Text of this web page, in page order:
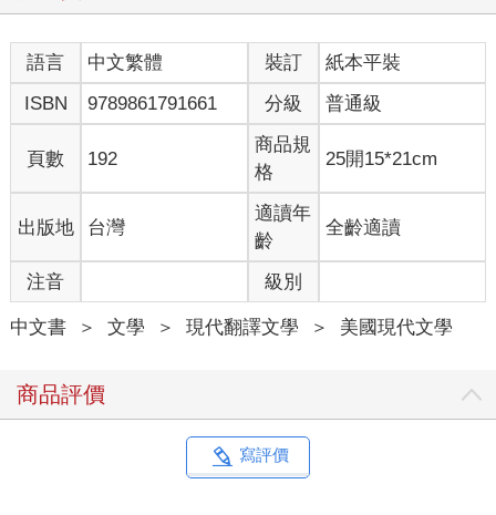
穿著黑色長襪，鞋子也是特製的，形狀很奇怪，鞋帶一直綁到腳
踝上，而且才剛清理過，用蠟擦得亮晶晶的。他的脖子上圍著一
條萊姆綠羊毛披肩，兩隻又大又白的耳朵幾乎整個埋了進去，披
肩的流蘇差點要碰到地板。
駝子用他那種僵硬的小步伐下樓到店鋪裡，站到那群進店來的人
中央。他們空出一塊地方，圍著他站，雙手垂在身側，眼睛瞪得
老大。而駝子本人卻是一派的從容。他以水平的高度一個一個凝
視這群人，這種高度只到一般人的腰際。接著以精明的審慎，他
又一個一個檢查每個人的下半身——從腰看到鞋底。等到滿意
了，他才閉上眼睛片刻，搖搖頭，似乎是在說以他看來這些人根
本不算一回事。然後，帶著自信，純粹是為肯定他自己，他把頭
往後仰，環顧一圈，把四周的臉孔盡收眼底。店鋪的左邊有半袋
鳥糞石，駝子發現得仰頭看人之後，就坐在這袋鳥糞石上。舒舒
掏出了一樣東西。
燒，第一個散布謠言的人默利．萊恩是第一個開口的。他看著駝
子在把玩的東西，壓低聲音說：
語言 中文繁體 裝訂
紙本平裝
ISBN
9789861791661 分級 普通級
頁數 192
商品規
格
25開15*21cm
出版地 台灣
適讀年
齡
全齡適讀
注音 級別
中文書 ＞ 文學 ＞ 現代翻譯文學 ＞ 美國現代文學
商品評價
寫評價